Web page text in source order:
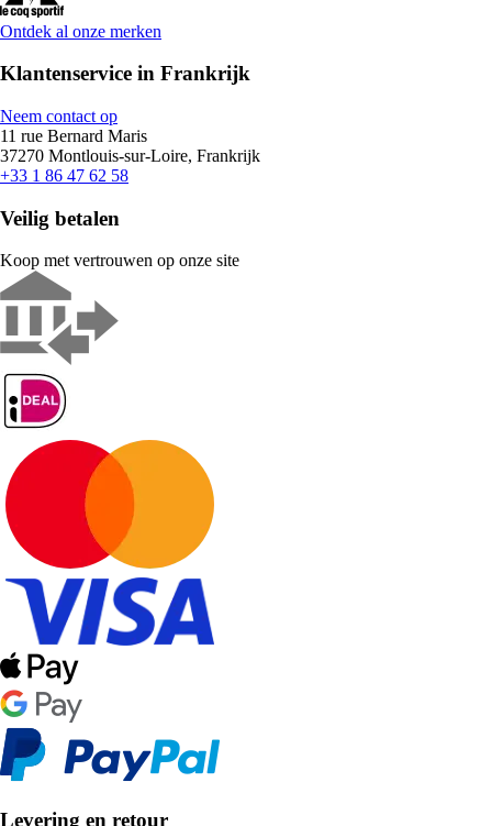
Ontdek al onze merken
Klantenservice in Frankrijk
Neem contact op
11 rue Bernard Maris
37270 Montlouis-sur-Loire, Frankrijk
+33 1 86 47 62 58
Veilig betalen
Koop met vertrouwen op onze site
Levering en retour